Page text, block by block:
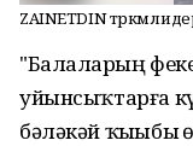
ZAINETDIN төркөмө
"Балаларҙың
уйынсыҡтарға
бәләкәй ҡыҙыбыҙ